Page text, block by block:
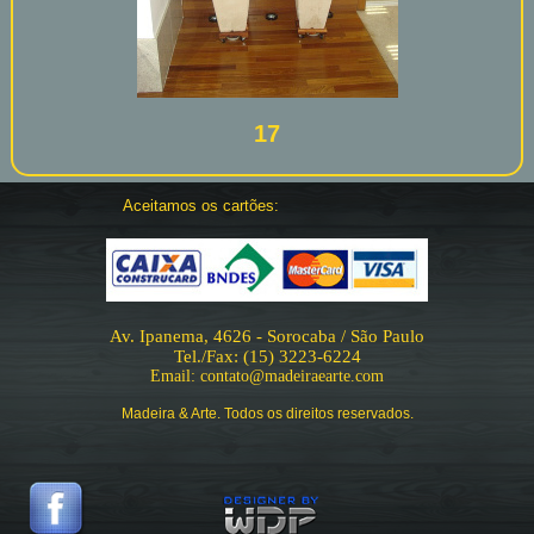
17
Aceitamos os cartões:
Av. Ipanema, 4626 - Sorocaba / São Paulo
Tel./Fax: (15) 3223-6224
Email: contato@madeiraearte.com
Madeira & Arte. Todos os direitos reservados.